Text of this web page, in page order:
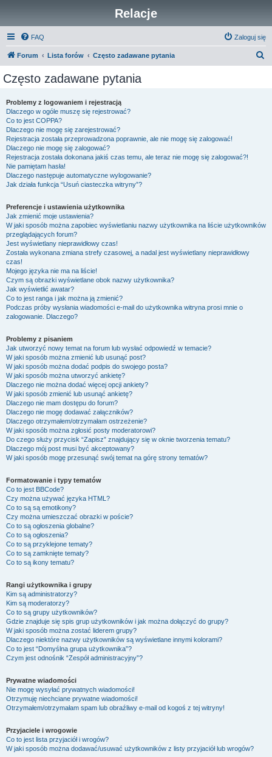
Relacje
FAQ Zaloguj się
Forum Lista forów Często zadawane pytania
Często zadawane pytania
Problemy z logowaniem i rejestracją
Dlaczego w ogóle muszę się rejestrować?
Co to jest COPPA?
Dlaczego nie mogę się zarejestrować?
Rejestracja została przeprowadzona poprawnie, ale nie mogę się zalogować!
Dlaczego nie mogę się zalogować?
Rejestracja została dokonana jakiś czas temu, ale teraz nie mogę się zalogować?!
Nie pamiętam hasła!
Dlaczego następuje automatyczne wylogowanie?
Jak działa funkcja “Usuń ciasteczka witryny”?
Preferencje i ustawienia użytkownika
Jak zmienić moje ustawienia?
W jaki sposób można zapobiec wyświetlaniu nazwy użytkownika na liście użytkowników
przeglądających forum?
Jest wyświetlany nieprawidłowy czas!
Została wykonana zmiana strefy czasowej, a nadal jest wyświetlany nieprawidłowy
czas!
Mojego języka nie ma na liście!
Czym są obrazki wyświetlane obok nazwy użytkownika?
Jak wyświetlić awatar?
Co to jest ranga i jak można ją zmienić?
Podczas próby wysłania wiadomości e-mail do użytkownika witryna prosi mnie o
zalogowanie. Dlaczego?
Problemy z pisaniem
Jak utworzyć nowy temat na forum lub wysłać odpowiedź w temacie?
W jaki sposób można zmienić lub usunąć post?
W jaki sposób można dodać podpis do swojego posta?
W jaki sposób można utworzyć ankietę?
Dlaczego nie można dodać więcej opcji ankiety?
W jaki sposób zmienić lub usunąć ankietę?
Dlaczego nie mam dostępu do forum?
Dlaczego nie mogę dodawać załączników?
Dlaczego otrzymałem/otrzymałam ostrzeżenie?
W jaki sposób można zgłosić posty moderatorowi?
Do czego służy przycisk “Zapisz” znajdujący się w oknie tworzenia tematu?
Dlaczego mój post musi być akceptowany?
W jaki sposób mogę przesunąć swój temat na górę strony tematów?
Formatowanie i typy tematów
Co to jest BBCode?
Czy można używać języka HTML?
Co to są są emotikony?
Czy można umieszczać obrazki w poście?
Co to są ogłoszenia globalne?
Co to są ogłoszenia?
Co to są przyklejone tematy?
Co to są zamknięte tematy?
Co to są ikony tematu?
Rangi użytkownika i grupy
Kim są administratorzy?
Kim są moderatorzy?
Co to są grupy użytkowników?
Gdzie znajduje się spis grup użytkowników i jak można dołączyć do grupy?
W jaki sposób można zostać liderem grupy?
Dlaczego niektóre nazwy użytkowników są wyświetlane innymi kolorami?
Co to jest “Domyślna grupa użytkownika”?
Czym jest odnośnik “Zespół administracyjny”?
Prywatne wiadomości
Nie mogę wysyłać prywatnych wiadomości!
Otrzymuję niechciane prywatne wiadomości!
Otrzymałem/otrzymałam spam lub obraźliwy e-mail od kogoś z tej witryny!
Przyjaciele i wrogowie
Co to jest lista przyjaciół i wrogów?
W jaki sposób można dodawać/usuwać użytkowników z listy przyjaciół lub wrogów?